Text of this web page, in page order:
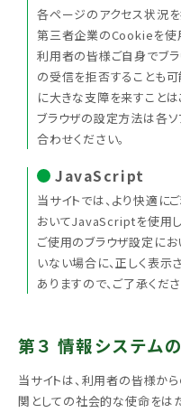
各ページのアクセス状況
第三者企業のCookieを使
利用者の皆様ご自身でブ
の受信を拒否することも
に大きな支障を来すことは
ブラウザの設定方法は各
合わせください。
JavaScript
当サイトでは、より快適に
おいてJavaScriptを使用し
ご使用のブラウザ設定に
いない場合に、正しく表
ありますので、ご了承くださ
第３ 情報システム
当サイトは、利用者の皆様か
関としての社会的な使命をは